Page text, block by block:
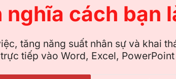
nghĩa cách bạn
tăng năng suất nhân sự và khai
tiếp vào Word, Excel, PowerPoint